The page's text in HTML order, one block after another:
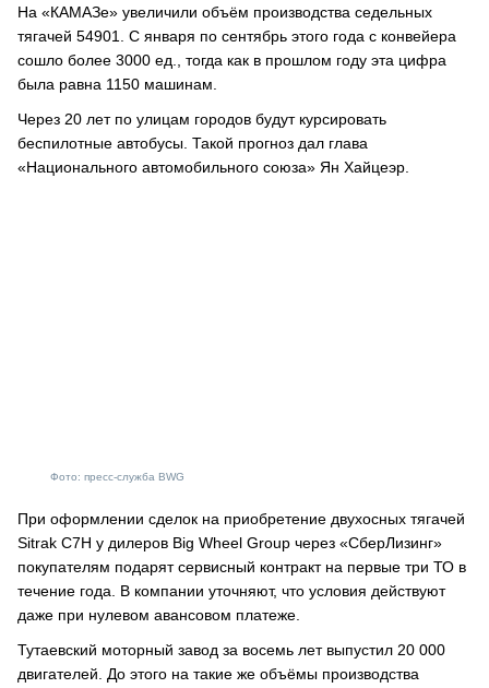
На «КАМАЗе» увеличили объём производства седельных
тягачей 54901. С января по сентябрь этого года с конвейера
сошло более 3000 ед., тогда как в прошлом году эта цифра
была равна 1150 машинам.
Через 20 лет по улицам городов будут курсировать
беспилотные автобусы. Такой прогноз дал глава
«Национального автомобильного союза» Ян Хайцеэр.
Фото: пресс-служба BWG
При оформлении сделок на приобретение двухосных тягачей
Sitrak C7H у дилеров Big Wheel Group через «СберЛизинг»
покупателям подарят сервисный контракт на первые три ТО в
течение года. В компании уточняют, что условия действуют
даже при нулевом авансовом платеже.
Тутаевский моторный завод за восемь лет выпустил 20 000
двигателей. До этого на такие же объёмы производства